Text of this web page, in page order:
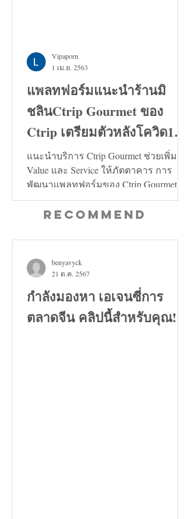
แพลทฟอร์มแนะนำร้านมิ
ชลินCtrip Gourmet ของ
Ctrip เตรียมตัวหลังโควิด19
คลี่คลาย
แนะนำบริการ Ctrip Gourmet ช่วยเพิ่ม
Value และ Service ให้ภัตตาคาร การ
พัฒนาแพลทฟอร์มของ Ctrip Gourmet จะ
ช่วยเพิ่มทั้งในด้าน Value และ...
Vipaporn
1 เม.ย. 2563
Recommend
กำลังมองหา เอเจนซี่การ
ตลาดจีน คลิปนี้สำหรับคุณ!
benyavyck
21 ต.ค. 2567